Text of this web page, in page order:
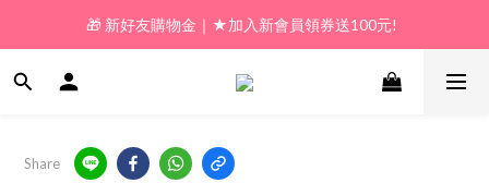
🎁 新好友購物金｜★加入新會員領券送100元!
🎁 新好友購物金｜★加入新會員領券送100元!
🎁 𝗟𝗶𝗻𝗲好友限定｜★新加好友送100元折價券!
Share